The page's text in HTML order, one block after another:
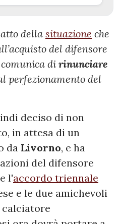
della situazione che
del difensore
dirinunciare
perfezionamento del
deciso di non
in attesa di un
da Livorno, e ha
del difensore
l'accordo triennale
e le due amichevoli